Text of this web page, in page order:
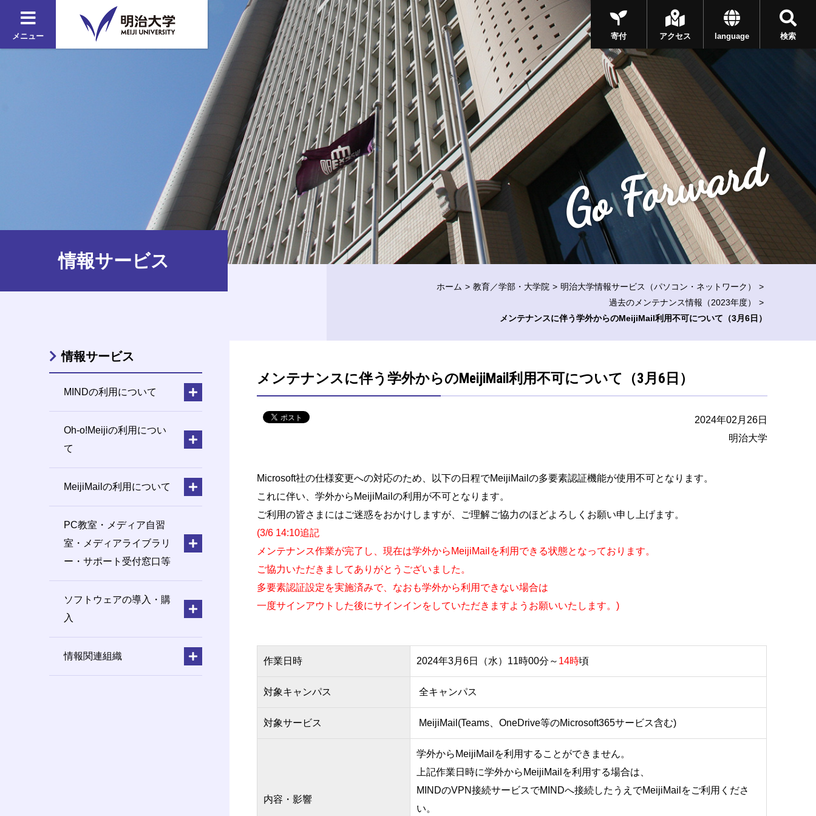
メニュー 検索
language
アクセス
寄付
Go Forward
情報サービス
ホーム 教育／学部・大学院
明治大学情報サービス（パソコン・ネットワーク）
過去のメンテナンス情報（2023年度）
メンテナンスに伴う学外からのMeijiMail利用不可について（3月6日）
メンテナンスに伴う学外からのMeijiMail利用不可について（3月6日）
2024年02月26日
明治大学
Microsoft社の仕様変更への対応のため、以下の日程でMeijiMailの多要素認証機能が使用不可となります。
これに伴い、学外からMeijiMailの利用が不可となります。
ご利用の皆さまにはご迷惑をおかけしますが、ご理解ご協力のほどよろしくお願い申し上げます。
(3/6 14:10追記
メンテナンス作業が完了し、現在は学外からMeijiMailを利用できる状態となっております。
ご協力いただきましてありがとうございました。
多要素認証設定を実施済みで、なおも学外から利用できない場合は
一度サインアウトした後にサインインをしていただきますようお願いいたします。)
作業日時 2024年3月6日（水）11時00分～ 14時頃
対象キャンパス 全キャンパス
対象サービス MeijiMail(Teams、OneDrive等のMicrosoft365サービス含む)
内容・影響
学外からMeijiMailを利用することができません。
上記作業日時に学外からMeijiMailを利用する場合は、
MINDのVPN接続サービスでMINDへ接続したうえでMeijiMailをご利用くださ
い。
情報サービス
MINDの利用について
Oh-o!Meijiの利用につい
て
MeijiMailの利用について
PC教室・メディア自習
室・メディアライブラリ
ー・サポート受付窓口等
ソフトウェアの導入・購
入
情報関連組織